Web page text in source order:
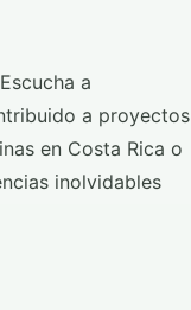
a
a proyectos
en Costa Rica o
inolvidables